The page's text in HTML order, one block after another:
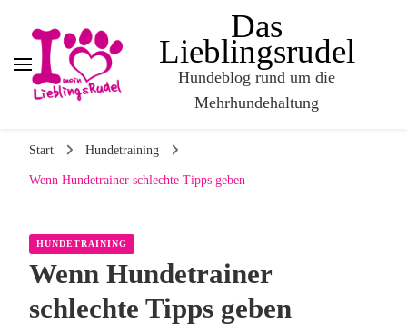
Das
Lieblingsrudel
Hundeblog rund um die
Mehrhundehaltung
Start Hundetraining
Wenn Hundetrainer schlechte Tipps geben
HUNDETRAINING
Wenn Hundetrainer
schlechte Tipps geben